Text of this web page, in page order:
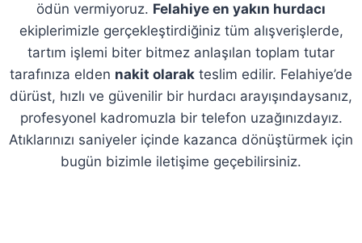
ödün vermiyoruz. Felahiye en yakın hurdacı
ekiplerimizle gerçekleştirdiğiniz tüm alışverişlerde,
tartım işlemi biter bitmez anlaşılan toplam tutar
tarafınıza elden nakit olarak teslim edilir. Felahiye’de
dürüst, hızlı ve güvenilir bir hurdacı arayışındaysanız,
profesyonel kadromuzla bir telefon uzağınızdayız.
Atıklarınızı saniyeler içinde kazanca dönüştürmek için
bugün bizimle iletişime geçebilirsiniz.